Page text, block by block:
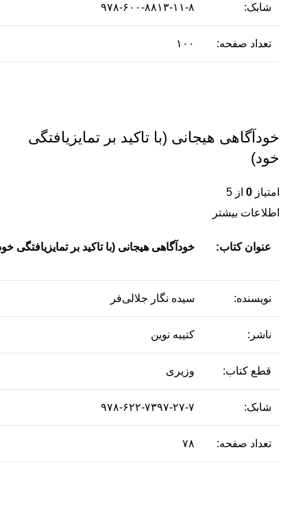
شابک: ۹۷۸-۶۰۰-۸۸۱۳-۱۱-۸
تعداد صفحه: ۱۰۰
خودآگاهی هیجانی (با تاکید بر تمایزیافتگی
خود)
امتیاز 0 از 5
اطلاعات بیشتر
عنوان کتاب: خودآگاهی هیجانی (با تاکید بر تمایزیافتگی
نویسنده: سیده نگار جلالی‌فر
ناشر: کتیبه نوین
قطع کتاب: وزیری
شابک: ۹۷۸-۶۲۲-۷۳۹۷-۲۷-۷
تعداد صفحه: ۷۸